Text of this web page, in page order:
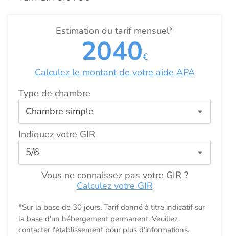
Estimation du tarif mensuel*
2040€
Calculez le montant de votre aide APA
Type de chambre
Indiquez votre GIR
Vous ne connaissez pas votre GIR ?
Calculez votre GIR
*Sur la base de 30 jours. Tarif donné à titre indicatif sur
la base d'un hébergement permanent. Veuillez
contacter l'établissement pour plus d'informations.